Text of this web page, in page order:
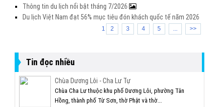
Thông tin du lịch nổi bật tháng 7/2026
Du lịch Việt Nam đạt 56% mục tiêu đón khách quốc tế năm 2026
1 2 3 4 5 ... >>
Tin đọc nhiều
Chùa Dương Lôi - Cha Lư Tự
Chùa Cha Lư thuộc khu phố Dương Lôi, phường Tân
Hồng, thành phố Từ Sơn, thờ Phật và thờ...